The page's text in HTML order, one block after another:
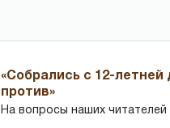
«Собрались с 12-
против»
На вопросы наших